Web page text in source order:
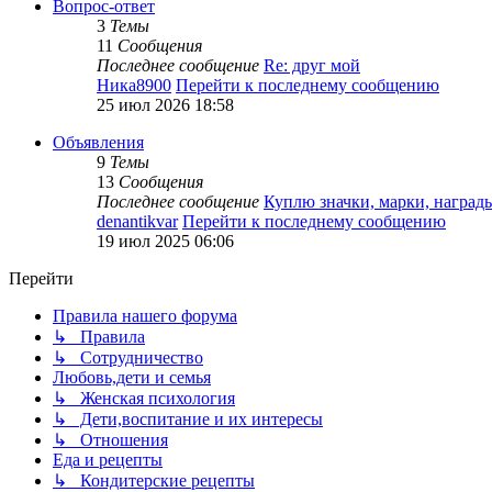
Вопрос-ответ
3 Темы
11 Сообщения
Последнее сообщение Re: друг мой
Ника8900 Перейти к последнему сообщению
25 июл 2026 18:58
Объявления
9 Темы
13 Сообщения
Последнее сообщение Куплю значки, марки,
denantikvar Перейти к последнему сообщению
19 июл 2025 06:06
Перейти
Правила нашего форума
↳ Правила
↳ Сотрудничество
Любовь,дети и семья
↳ Женская психология
↳ Дети,воспитание и их интересы
↳ Отношения
Еда и рецепты
↳ Кондитерские рецепты